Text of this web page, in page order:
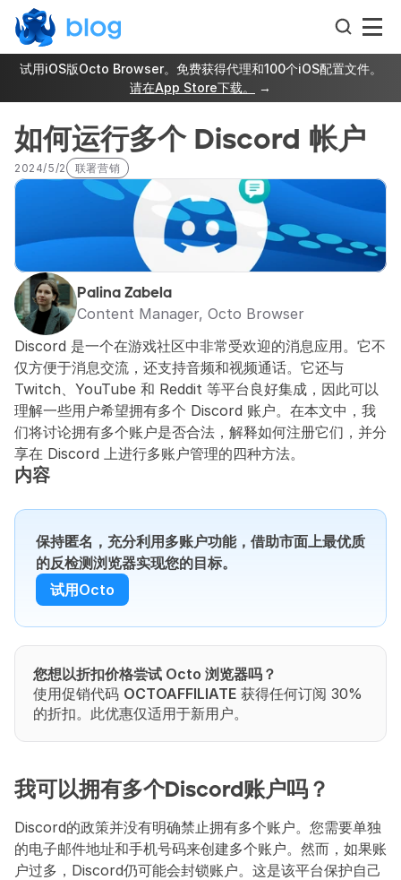
试用iOS版Octo Browser。免费获得代理和100个iOS配置文件。
请在App Store下载。
→
如何运行多个 Discord 帐户
2024/5/2 联署营销
Palina Zabela
Content Manager, Octo Browser
Discord 是一个在游戏社区中非常受欢迎的消息应用。它不
仅方便于消息交流，还支持音频和视频通话。它还与
Twitch、YouTube 和 Reddit 等平台良好集成，因此可以
理解一些用户希望拥有多个 Discord 账户。在本文中，我
们将讨论拥有多个账户是否合法，解释如何注册它们，并分
享在 Discord 上进行多账户管理的四种方法。
内容
保持匿名，充分利用多账户功能，借助市面上最优质
的反检测浏览器实现您的目标。
试用Octo
您想以折扣价格尝试 Octo 浏览器吗？
使用促销代码 OCTOAFFILIATE 获得任何订阅 30%
的折扣。此优惠仅适用于新用户。
我可以拥有多个Discord账户吗？
Discord的政策并没有明确禁止拥有多个账户。您需要单独
的电子邮件地址和手机号码来创建多个账户。然而，如果账
户过多，Discord仍可能会封锁账户。这是该平台保护自己